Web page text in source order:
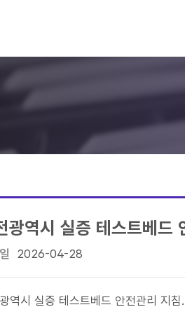
광역시 실증 테스트베드
2026-04-28
역시 실증 테스트베드 안전관리 지